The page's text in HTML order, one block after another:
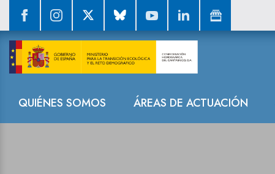
Navegación
QUIÉNES SOMOS ÁREAS DE ACTUACIÓN
Sala de prensa